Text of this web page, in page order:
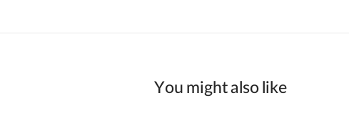
You might also like